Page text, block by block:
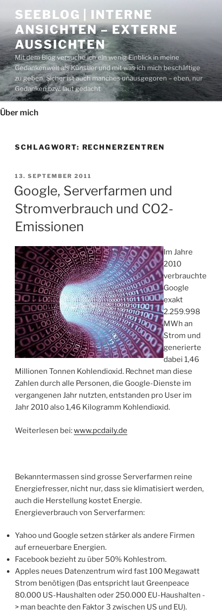
Inhalt
springen
SEEBLOG | INTERNE
ANSICHTEN – EXTERNE
AUSSICHTEN
Mit dem Blog versuche ich ein wenig Einblick in meine
Gedankenwelt als Künstler und mit was ich mich beschäftige
zu geben. Sicher ist auch manches unausgegoren – eben, nur
Gedanken bzw. laut gedacht
Über mich
SCHLAGWORT: RECHNERZENTREN
VERÖFFENTLICHT
AM
13. SEPTEMBER 2011
Google, Serverfarmen und
Stromverbrauch und CO2-
Emissionen
Im Jahre
2010
verbrauchte
Google
exakt
2.259.998
MWh an
Strom und
generierte
dabei 1,46
Millionen Tonnen Kohlendioxid. Rechnet man diese
Zahlen durch alle Personen, die Google-Dienste im
vergangenen Jahr nutzten, entstanden pro User im
Jahr 2010 also 1,46 Kilogramm Kohlendioxid.
Weiterlesen bei:www.pcdaily.de
Bekanntermassen sind grosse Serverfarmen reine
Energiefresser, nicht nur, dass sie klimatisiert werden,
auch die Herstellung kostet Energie.
Energieverbrauch von Serverfarmen:
Yahoo und Google setzen stärker als andere Firmen
auf erneuerbare Energien.
Facebook bezieht zu über 50% Kohlestrom.
Apples neues Datenzentrum wird fast 100 Megawatt
Strom benötigen (Das entspricht laut Greenpeace
80.000 US-Haushalten oder 250.000 EU-Haushalten -
> man beachte den Faktor 3 zwischen US und EU).